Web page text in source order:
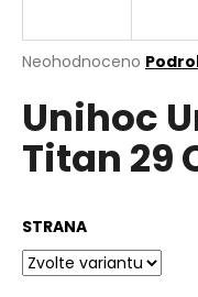
Průměrné
produktu
je
0,0
Neohodnoceno
Unihoc
Titan 29
STRANA
j
t
?